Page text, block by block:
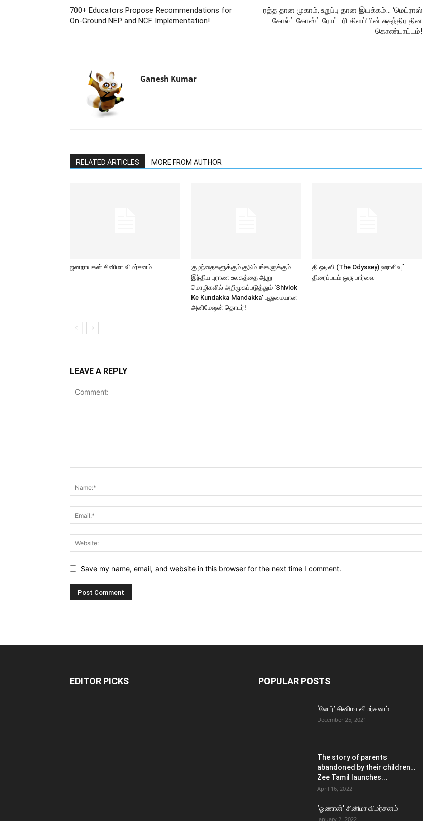
700+ Educators Propose Recommendations for
On-Ground NEP and NCF Implementation!
ரத்த தான முகாம், உறுப்பு தான இயக்கம்… ‘மெட்ராஸ்
கோல்ட் கோஸ்ட் ரோட்டரி கிளப்’பின் சுதந்திர தின
கொண்டாட்டம்!
Ganesh Kumar
RELATED ARTICLES MORE FROM AUTHOR
ஜனநாயகன் சினிமா விமர்சனம்
குழந்தைகளுக்கும் குடும்பங்களுக்கும்
இந்திய புராண உலகத்தை ஆறு
மொழிகளில் அறிமுகப்படுத்தும் ‘Shivlok
Ke Kundakka Mandakka’ புதுமையான
அனிமேஷன் தொடர்!
தி ஒடிஸி (The Odyssey) ஹாலிவுட்
திரைப்படம் ஒரு பார்வை
LEAVE A REPLY
Save my name, email, and website in this browser for the next time I comment.
EDITOR PICKS POPULAR POSTS
‘லேபர்’ சினிமா விமர்சனம்
December 25, 2021
The story of parents
abandoned by their children…
Zee Tamil launches...
April 16, 2022
‘ஓணான்’ சினிமா விமர்சனம்
January 2, 2022